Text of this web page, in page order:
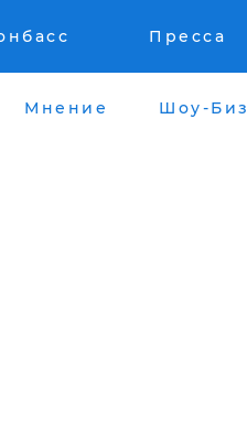
Пресса
Мнение Шоу-Биз